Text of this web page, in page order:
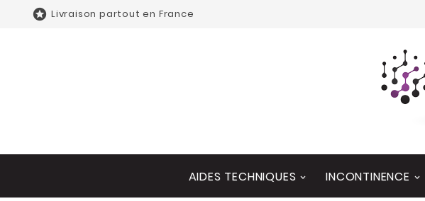
 Livraison partout en France
AIDES TECHNIQUES INCONTINENCE